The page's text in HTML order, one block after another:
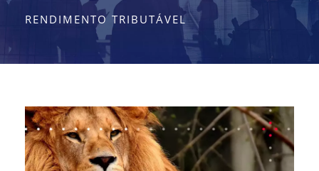
RENDIMENTO TRIBUTÁVEL